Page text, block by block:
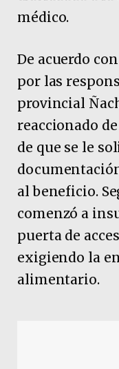
médico.
De acuerdo
por las
provincial
reaccionado
de que se le
al beneficio.
comenzó a
puerta de
exigiendo la
alimentario.